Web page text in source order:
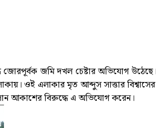
জোরপূর্বক জমি দখল চেষ্টার অভিযোগ
ওই এলাকার মৃত আব্দুস সাত্তার
আকাশের বিরুদ্ধে এ অভিযোগ করেন।